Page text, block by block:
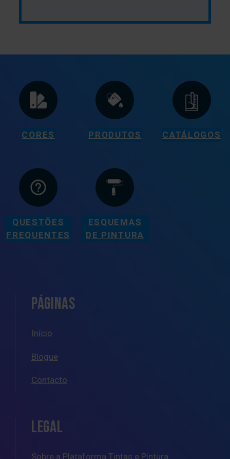
CORES PRODUTOS CATÁLOGOS
QUESTÕES
FREQUENTES
ESQUEMAS
DE PINTURA
PÁGINAS
Início
Blogue
Contacto
LEGAL
Sobre a Plataforma Tintas e Pintura